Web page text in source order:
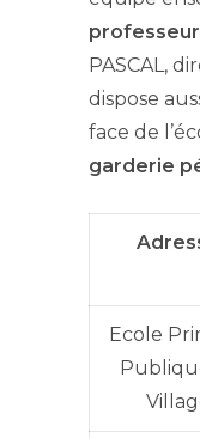
PASCAL,
dispose
face de
garderie
Ecole